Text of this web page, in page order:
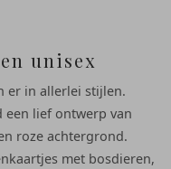
unisex
er in allerlei stijlen.
een lief ontwerp van
roze achtergrond.
met bosdieren,